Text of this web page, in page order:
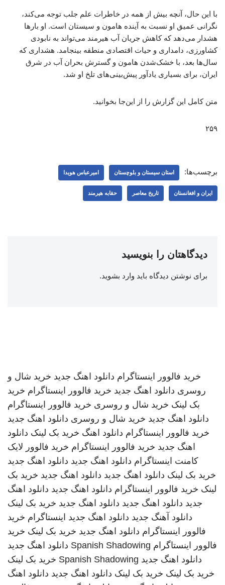
با این حال، آنچه بیش از همه در خاطرات علم جلب توجه می‌کند،
نگرانی عمیق او نسبت به آینده هامون و سیستان است. او بارها
هشدار می‌دهد که کاهش جریان آب هیرمند می‌تواند به نابودی
کشاورزی، دامداری و حیات اقتصادی منطقه بینجامد. هشداری که
سال‌ها بعد، با خشک‌شدن هامون و گسترش بحران آب در شرق
ایران، برای بسیاری یادآور پیش‌بینی‌های تلخ او شد.
متن کامل این گزارش را از این‌جا بخوانید.
۲۵۹
برچسب‌ها: استان سیستان و بلوچستان امیرعباس هویدا
ایران و افغانستان تاریخ معاصر حقابه هیرمند
دیدگاهتان را بنویسید
برای نوشتن دیدگاه باید وارد بشوید.
خرید فالوور اینستاگرام دانلود اهنگ جدید خرید شال و
روسری دانلود اهنگ جدید خرید فالوور اینستاگرام خرید
بک لینک خرید شال و روسری خرید فالوور اینستاگرام
دانلود اهنگ جدید خرید شال و روسری دانلود اهنگ جدید
خرید فالوور اینستاگرام دانلود اهنگ خرید بک لینک دانلود
اهنگ جدید خرید فالوور اینستاگرام خرید فالوور لایک
کامنت اینستاگرام دانلود اهنگ جدید دانلود اهنگ جدید
خرید بک لینک دانلود اهنگ جدید دانلود اهنگ جدید خرید بک
لینک خرید فالوور اینستاگرام دانلود اهنگ جدید دانلود اهنگ
جدید دانلود اهنگ جدید دانلود اهنگ جدید خرید بک لینک
دانلود آهنگ جدید دانلود اهنگ جدید اینستاگرام خرید
فالوور اینستاگرام دانلود اهنگ جدید خرید بک لینک خرید
فالوور اینستاگرام Spanish Shadowing دانلود اهنگ جدید
دانلود اهنگ جدید Spanish Shadowing خرید بک لینک
خرید بک لینک خرید بک لینک دانلود اهنگ جدید دانلود اهنگ